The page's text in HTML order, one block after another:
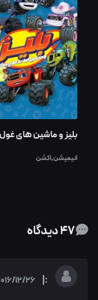
بلیز و ماشین های
انیمیشن,اکشن
:|
12/26